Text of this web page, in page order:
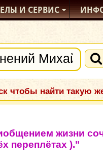
И СЕРВИС
чтобы найти такую
жизни
переплётах )."